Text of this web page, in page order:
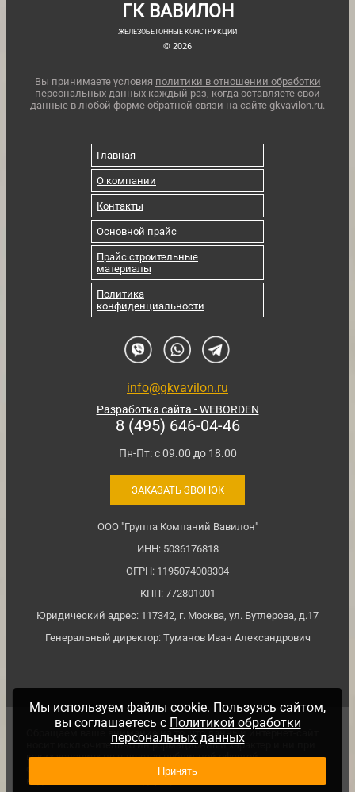
ГК ВАВИЛОН
ЖЕЛЕЗОБЕТОННЫЕ КОНСТРУКЦИИ
© 2026
Вы принимаете условия политики в отношении обработки
персональных данных каждый раз, когда оставляете свои
данные в любой форме обратной связи на сайте gkvavilon.ru.
Главная
О компании
Контакты
Основной прайс
Прайс строительные
материалы
Политика
конфиденциальности
info@gkvavilon.ru
Разработка сайта - WEBORDEN
8 (495) 646-04-46
Пн-Пт: с 09.00 до 18.00
ЗАКАЗАТЬ ЗВОНОК
ООО "Группа Компаний Вавилон"
ИНН: 5036176818
ОГРН: 1195074008304
КПП: 772801001
Юридический адрес: 117342, г. Москва, ул. Бутлерова, д.17
Генеральный директор: Туманов Иван Александрович
Обращаем ваше внимание на то, что данный интернет-сайт
носит исключительно информационный характер и ни при
каких условиях не является публичной офертой,
определяемой положениями ч. 2 ст. №437 Гражданского
кодекса Российской Федерации.
Мы используем файлы cookie. Пользуясь сайтом,
вы соглашаетесь с Политикой обработки
персональных данных
Принять